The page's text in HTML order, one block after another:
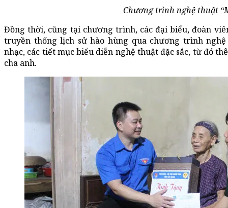
Chương trình nghệ thuật
Đồng thời, cũng tại chương trình, các đại biểu, đoàn
truyền thống lịch sử hào hùng qua chương trình
nhạc, các tiết mục biểu diễn nghệ thuật đặc sắc, từ đó
cha anh.